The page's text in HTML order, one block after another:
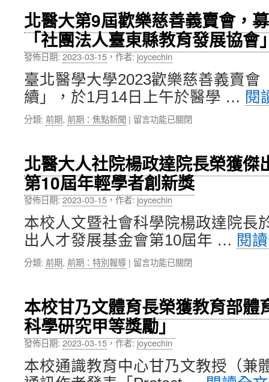
大
與
附
屬
醫
院
攜
手，
全
方
動
生
醫
新
創〉
中
北醫大第9屆歡樂慈善義賣會，
「社團法人臺東縣教育發展協會
發佈日期:2023-03-15，作者: joycechin
臺北醫學大學2023歡樂慈善義賣會
續」，於1月14日上午於醫學 … 閱
分類: 前期, 前期：焦點新聞 | 在
大
第
9
屆
歡
樂
慈
善
義
賣
得
500
萬
元
捐
贈
「社
留言功能已關閉
北醫大人社院楊政達院長榮獲傑
第10屆年輕學者創新獎
發佈日期:2023-03-15，作者: joycechin
本校人文暨社會科學院楊政達院長
出人才發展基金會第10屆年 … 閱
分類: 前期, 前期：特別報導 | 在
大
人
社
院
楊
政
達
留言功能已關閉
本校甘乃文體育長榮獲教育部體
科學研究甲等獎勵」
發佈日期:2023-03-15，作者: joycechin
本校通識教育中心甘乃文教授（兼